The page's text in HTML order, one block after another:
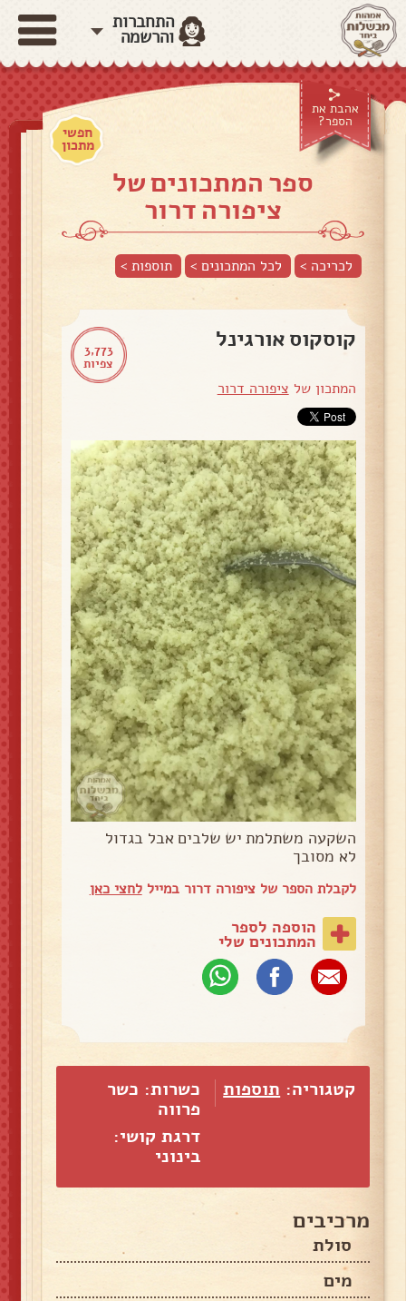
התחברות
והרשמה
אהבת את
הספר?
חפשי
מתכון
ספר המתכונים של
ציפורה דרור
לכריכה > לכל המתכונים > תוספות>
3,773
צפיות
קוסקוס אורגינל
המתכון של ציפורה דרור
השקעה משתלמת יש שלבים אבל בגדול
לא מסובך
לקבלת הספר של ציפורה דרור במייללחצי כאן
הוספה לספר
המתכונים שלי
קטגוריה: תוספות
כשרות: כשר
פרווה
דרגת קושי:
בינוני
מרכיבים
סולת
מים